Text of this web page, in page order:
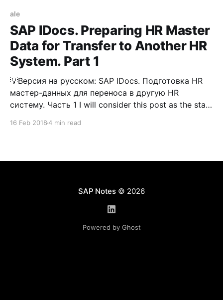
ale
SAP IDocs. Preparing HR Master
Data for Transfer to Another HR
System. Part 1
💡Версия на русском: SAP IDocs. Подготовка HR
мастер-данных для переноса в другую HR
систему. Часть 1 I will consider this post as the start
16 Feb 20184 min read
SAP Notes© 2026
Powered by Ghost